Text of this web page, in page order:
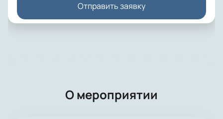
Отправить заявку
О мероприятии